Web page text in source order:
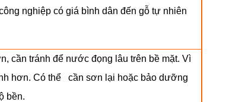
nghiệp có giá bình dân đến gỗ tự nhiên
cần tránh để nước đọng lâu trên bề mặt. Vì
hơn. Có thể cần sơn lại hoặc bảo dưỡng
bền.